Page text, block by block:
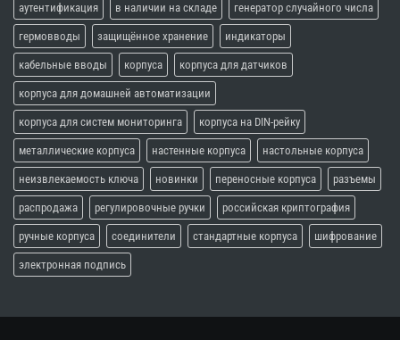
аутентификация в наличии на складе генератор случайного числа
гермовводы защищённое хранение индикаторы
кабельные вводы корпуса корпуса для датчиков
корпуса для домашней автоматизации
корпуса для систем мониторинга корпуса на DIN-рейку
металлические корпуса настенные корпуса настольные корпуса
неизвлекаемость ключа новинки переносные корпуса разъемы
распродажа регулировочные ручки российская криптография
ручные корпуса соединители стандартные корпуса шифрование
электронная подпись